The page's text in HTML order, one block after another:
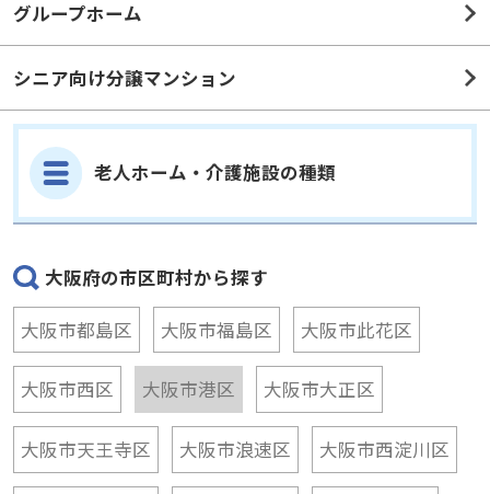
グループホーム
シニア向け分譲マンション
老人ホーム・介護施設の種類
大阪府の市区町村から探す
大阪市都島区
大阪市福島区 大阪市此花区
大阪市西区 大阪市港区 大阪市大正区
大阪市天王寺区 大阪市浪速区 大阪市西淀川区